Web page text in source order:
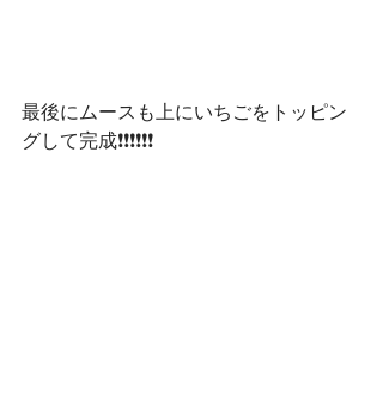
最後にムースも上にいちごをトッピン
グして完成❗❗❗❗❗❗